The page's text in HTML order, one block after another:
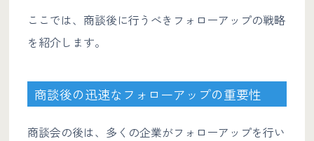
ここでは、商談後に行うべきフォローアップの戦略
を紹介します。
商談後の迅速なフォローアップの重要性
商談会の後は、多くの企業がフォローアップを行い